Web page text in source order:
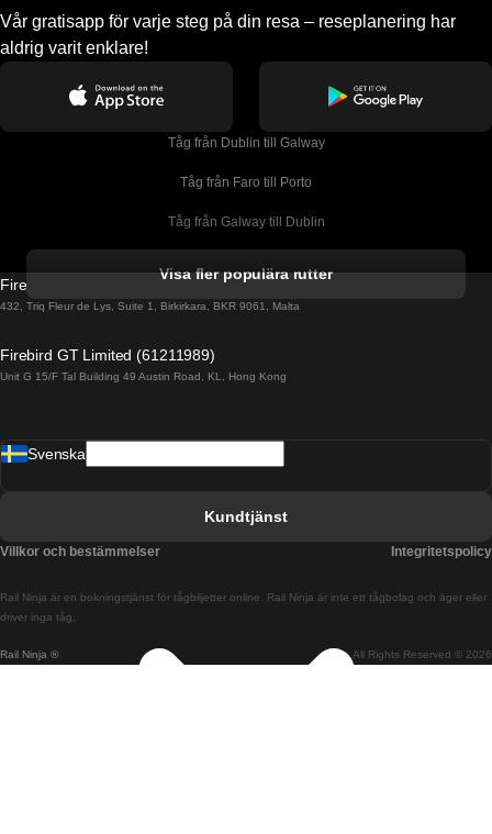
Vår gratisapp för varje steg på din resa – reseplanering har
aldrig varit enklare!
Tåg från Dublin till Galway
Tåg från Faro till Porto
Tåg från Galway till Dublin
Tåg från Porto till Faro
Tåg från Barcelona till Madrid
Tåg från Budapest till Bratislava
Visa fler populära rutter
Firebird GT Limited (OC 1451)
432, Triq Fleur de Lys, Suite 1, Birkirkara, BKR 9061, Malta
Firebird GT Limited (61211989)
Unit G 15/F Tal Building 49 Austin Road, KL, Hong Kong
Rail Ninja ® All Rights Reserved © 2026
Rail Ninja är en bokningstjänst för tågbiljetter online. Rail Ninja är inte ett tågbolag och äger eller
driver inga tåg.
Svenska
Kundtjänst
Villkor och bestämmelser Integritetspolicy